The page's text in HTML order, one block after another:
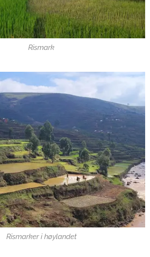
Rismark
Rismarker i høylandet